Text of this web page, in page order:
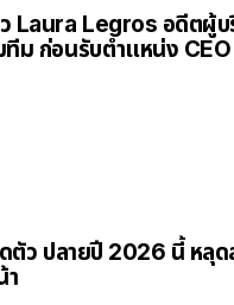
Laura Legros อดีตผู้บ
ทีม ก่อนรับตำแหน่ง CEO
ตัว ปลายปี 2026 นี้ หลุด
า